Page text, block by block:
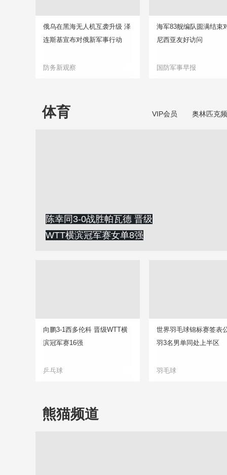
俄乌在黑海无人机互袭升级 泽
连斯基宣布对俄新军事行动
防务新观察
海军83舰编队圆满结束
尼西亚友好访问
国防军事早报
体育 VIP会员 奥林匹克
陈幸同3-0战胜帕瓦德 晋级
WTT横滨冠军赛女单8强
向鹏3-1西多伦科 晋级WTT横
滨冠军赛16强
乒乓球
世界羽毛球锦标赛签表
羽3名男单同处上半区
羽毛球
熊猫频道